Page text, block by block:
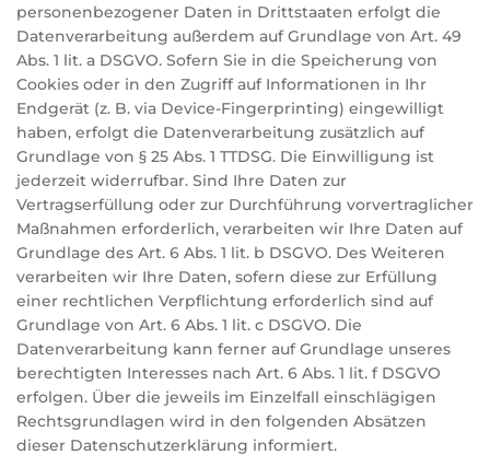
personenbezogener Daten in Drittstaaten erfolgt die
Datenverarbeitung außerdem auf Grundlage von Art. 49
Abs. 1 lit. a DSGVO. Sofern Sie in die Speicherung von
Cookies oder in den Zugriff auf Informationen in Ihr
Endgerät (z. B. via Device-Fingerprinting) eingewilligt
haben, erfolgt die Datenverarbeitung zusätzlich auf
Grundlage von § 25 Abs. 1 TTDSG. Die Einwilligung ist
jederzeit widerrufbar. Sind Ihre Daten zur
Vertragserfüllung oder zur Durchführung vorvertraglicher
Maßnahmen erforderlich, verarbeiten wir Ihre Daten auf
Grundlage des Art. 6 Abs. 1 lit. b DSGVO. Des Weiteren
verarbeiten wir Ihre Daten, sofern diese zur Erfüllung
einer rechtlichen Verpflichtung erforderlich sind auf
Grundlage von Art. 6 Abs. 1 lit. c DSGVO. Die
Datenverarbeitung kann ferner auf Grundlage unseres
berechtigten Interesses nach Art. 6 Abs. 1 lit. f DSGVO
erfolgen. Über die jeweils im Einzelfall einschlägigen
Rechtsgrundlagen wird in den folgenden Absätzen
dieser Datenschutzerklärung informiert.